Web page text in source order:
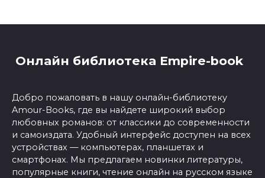
Онлайн библиотека Empire-book
Добро пожаловать в нашу онлайн-библиотеку
Amour-Books, где вы найдете широкий выбор
любовных романов: от классики до современности
и самоиздата. Удобный интерфейс доступен на всех
устройствах — компьютерах, планшетах и
смартфонах. Мы предлагаем новинки литературы,
популярные книги, чтение онлайн на русском языке